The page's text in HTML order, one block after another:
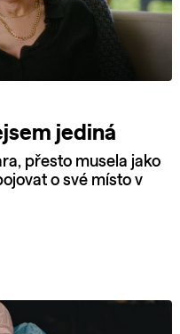
jediná
přesto musela jako
o své místo v